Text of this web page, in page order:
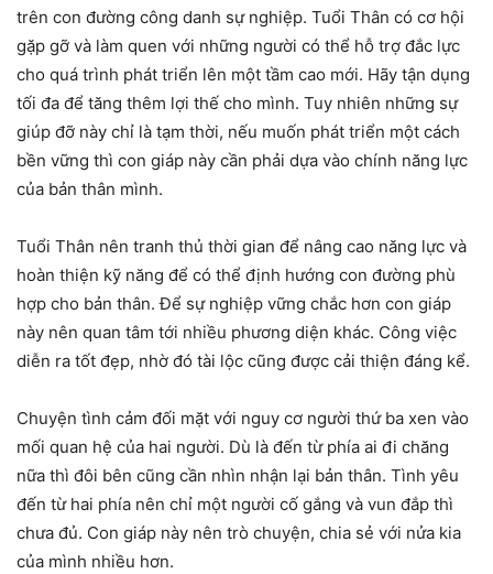
trên con đường công danh sự nghiệp. Tuổi Thân có cơ hội
gặp gỡ và làm quen với những người có thể hỗ trợ đắc lực
cho quá trình phát triển lên một tầm cao mới. Hãy tận dụng
tối đa để tăng thêm lợi thế cho mình. Tuy nhiên những sự
giúp đỡ này chỉ là tạm thời, nếu muốn phát triển một cách
bền vững thì con giáp này cần phải dựa vào chính năng lực
của bản thân mình.
Tuổi Thân nên tranh thủ thời gian để nâng cao năng lực và
hoàn thiện kỹ năng để có thể định hướng con đường phù
hợp cho bản thân. Để sự nghiệp vững chắc hơn con giáp
này nên quan tâm tới nhiều phương diện khác. Công việc
diễn ra tốt đẹp, nhờ đó tài lộc cũng được cải thiện đáng kể.
Chuyện tình cảm đối mặt với nguy cơ người thứ ba xen vào
mối quan hệ của hai người. Dù là đến từ phía ai đi chăng
nữa thì đôi bên cũng cần nhìn nhận lại bản thân. Tình yêu
đến từ hai phía nên chỉ một người cố gắng và vun đắp thì
chưa đủ. Con giáp này nên trò chuyện, chia sẻ với nửa kia
của mình nhiều hơn.